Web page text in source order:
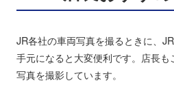
JR各社の車両写真を撮るときに、
手元になると大変便利です。店長
写真を撮影しています。